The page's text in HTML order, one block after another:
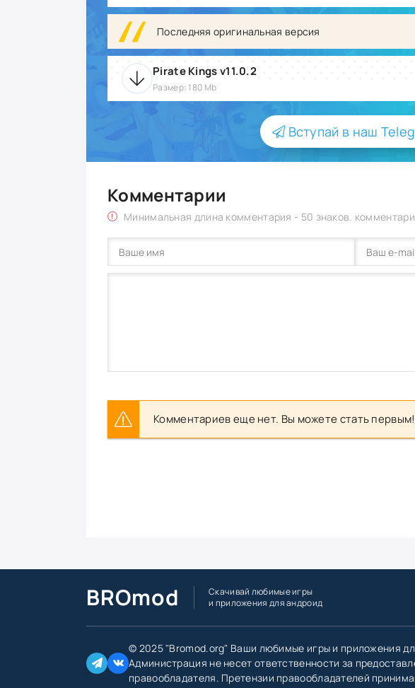
Последняя оригинальная версия
Pirate Kings v11.0.2
Размер: 180 Mb
Вступай в наш
Комментарии
Минимальная длина комментария - 50 знаков.
Комментариев еще нет. Вы можете стать первым!
BROmod
Скачивай любимые игры
и приложения для андроид
© 2025 "Bromod.org" Ваши любимые игры и приложения
Администрация не несет ответственности за
правообладателя. Претензии правообладателей